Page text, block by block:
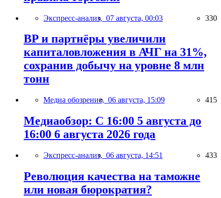
Экспресс-анализ, 07 августа, 00:03 330
BP и партнёры увеличили
капиталовложения в АЧГ на 31%,
сохранив добычу на уровне 8 млн
тонн
Медиа обозрение, 06 августа, 15:09 415
Медиаобзор: С 16:00 5 августа до
16:00 6 августа 2026 года
Экспресс-анализ, 06 августа, 14:51 433
Революция качества на таможне
или новая бюрократия?